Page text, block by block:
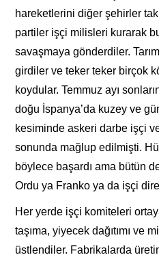
hareketlerini diğer şehirler
partiler işçi milisleri kurarak
savaşmaya gönderdiler.
girdiler ve teker teker birçok
koydular. Temmuz ayı
doğu İspanya’da kuzey ve
kesiminde askeri darbe işçi
sonunda mağlup edilmişti.
böylece başardı ama bütün
Ordu ya Franko ya da işçi
Her yerde işçi komiteleri
taşıma, yiyecek dağıtımı ve
üstlendiler. Fabrikalarda